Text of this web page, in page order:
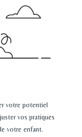
votre potentiel
vos pratiques
votre enfant.